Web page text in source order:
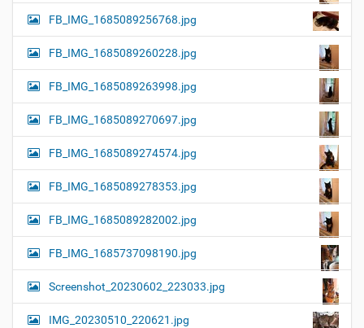
FB_IMG_1685089256768.jpg
FB_IMG_1685089260228.jpg
FB_IMG_1685089263998.jpg
FB_IMG_1685089270697.jpg
FB_IMG_1685089274574.jpg
FB_IMG_1685089278353.jpg
FB_IMG_1685089282002.jpg
FB_IMG_1685737098190.jpg
Screenshot_20230602_223033.jpg
IMG_20230510_220621.jpg